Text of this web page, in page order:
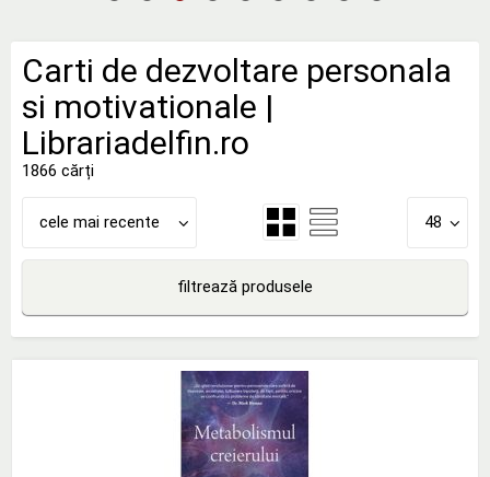
Carti de dezvoltare personala
si motivationale |
Librariadelfin.ro
1866 cărți
cele mai recente 48
filtrează produsele